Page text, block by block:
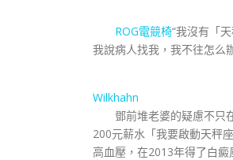
ROG電競椅“我沒有「
我說病人找我，我不往怎么
Wilkhahn
鄧前堆老婆的疑慮不只
200元薪水「我要啟動天秤
高血壓，在2013年得了白